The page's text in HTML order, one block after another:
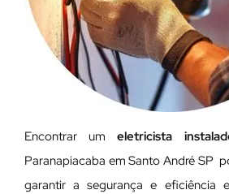
Encontrar umeletricista
Paranapiacaba em Santo André SP
garantir a segurança e eficiência